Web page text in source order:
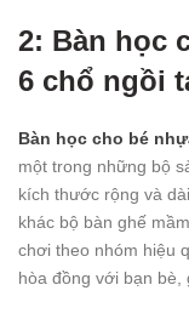
2: Bàn học
6 chổ ngồi
Bàn học cho bé
một trong những bộ
kích thước rộng và
khác bộ bàn ghế
chơi theo nhóm hiệu
hòa đồng với bạn bè,